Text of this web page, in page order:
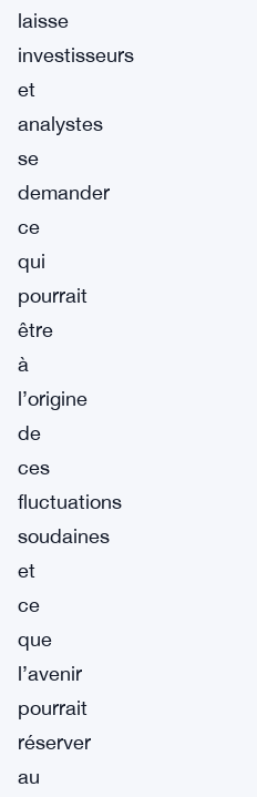
laisse
investisseurs
et
analystes
se
demander
ce
qui
pourrait
être
à
l’origine
de
ces
fluctuations
soudaines
et
ce
que
l’avenir
pourrait
réserver
au